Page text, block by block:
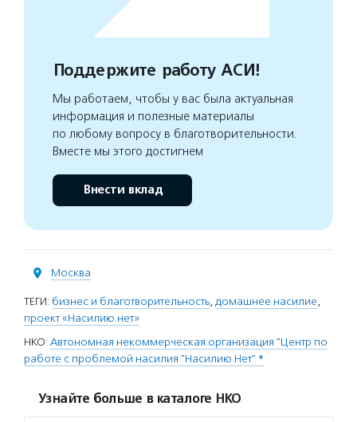
Поддержите работу АСИ!
Мы работаем, чтобы у вас была актуальная
информация и полезные материалы
по любому вопросу в благотворительности.
Вместе мы этого достигнем
Внести вклад
Москва
ТЕГИ: бизнес и благотворительность, домашнее насилие,
проект «Насилию.нет»
НКО: Автономная некоммерческая организация "Центр по
работе с проблемой насилия "Насилию.Нет" *
Узнайте больше в каталоге НКО